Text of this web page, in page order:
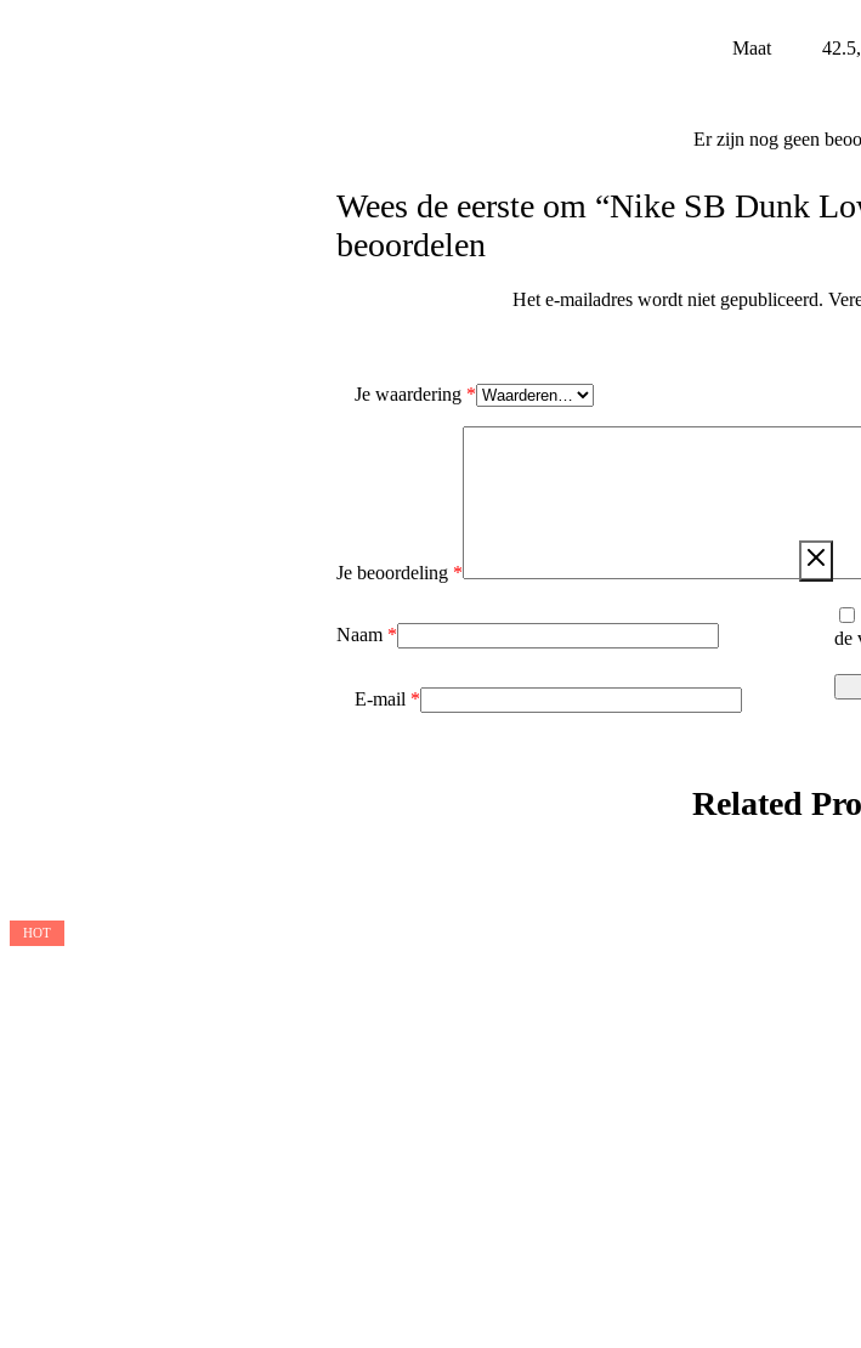
Maat
Er zijn nog geen
Wees de eerste om “Nike SB Dunk
beoordelen
Het e-mailadres wordt niet gepubliceerd.
Je waardering *
Je beoordeling *
Naam *
E-mail *
de
Related
HOT